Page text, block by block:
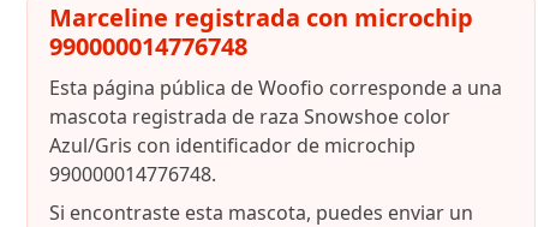
Marceline registrada con microchip
990000014776748
Esta página pública de Woofio corresponde a una
mascota registrada de raza Snowshoe color
Azul/Gris con identificador de microchip
990000014776748.
Si encontraste esta mascota, puedes enviar un